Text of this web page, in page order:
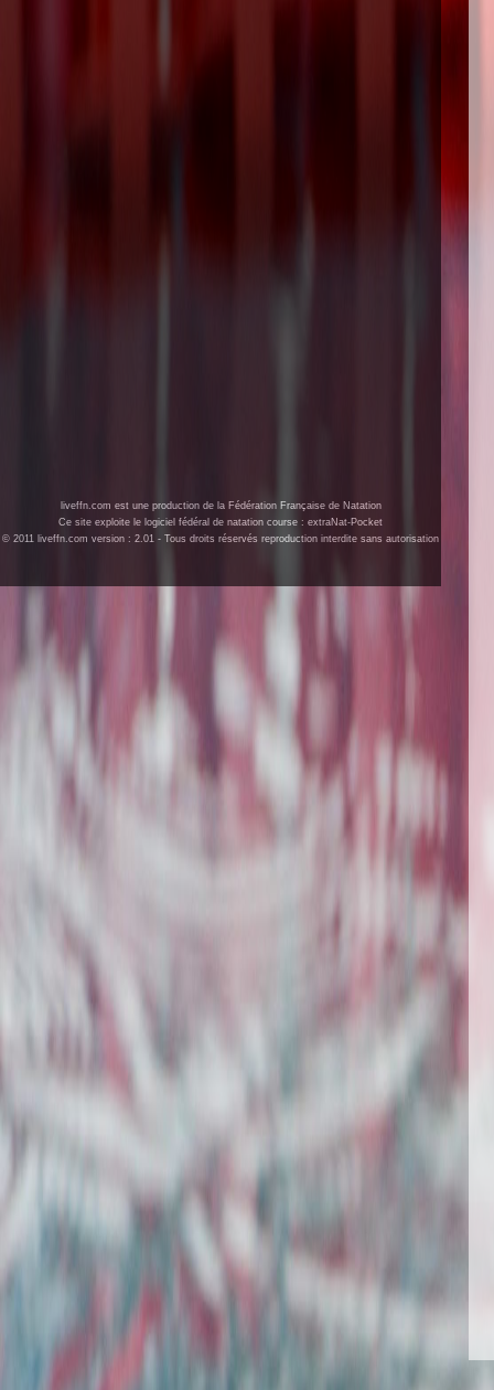
liveffn.com est une production de la Fédération Française de Natation
Ce site exploite le logiciel fédéral de natation course : extraNat-Pocket
© 2011 liveffn.com version : 2.01 - Tous droits réservés reproduction interdite sans autorisation